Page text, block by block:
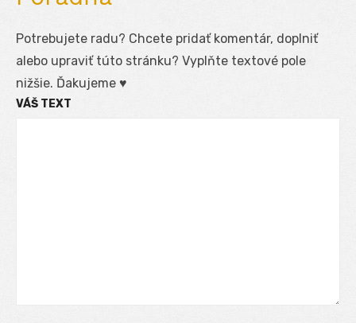
Potrebujete radu? Chcete pridať komentár, doplniť
alebo upraviť túto stránku? Vyplňte textové pole
nižšie. Ďakujeme ♥
VÁŠ TEXT